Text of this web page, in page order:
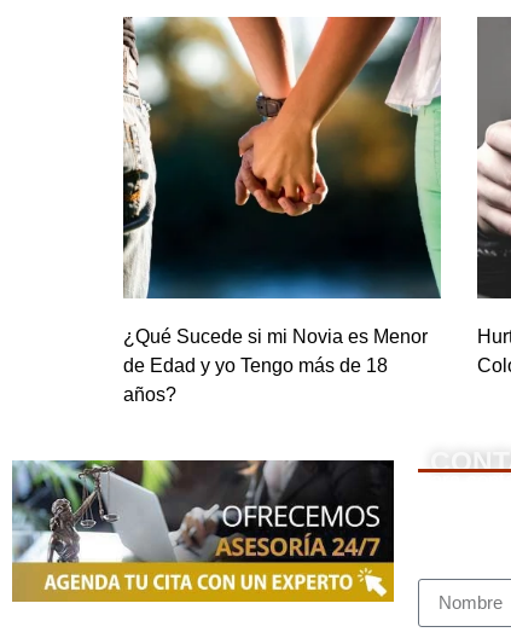
¿Qué Sucede si mi Novia es Menor
de Edad y yo Tengo más de 18
años?
NOSOTROS